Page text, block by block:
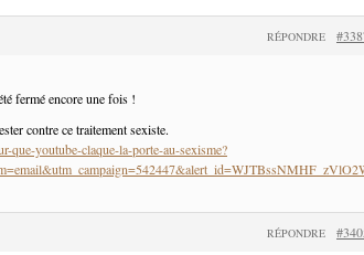
RÉPONDRE
fermé encore une fois !
contre ce traitement sexiste.
que-youtube-claque-la-porte-au-sexisme?
RÉPONDRE